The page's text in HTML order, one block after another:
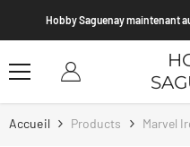
Hobby Saguenay maintenant
Accueil Products Marvel